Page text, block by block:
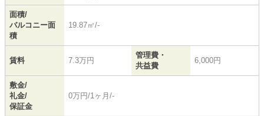
面積/
バルコニー面
積
19.87㎡/-
賃料 7.3万円
管理費・
共益費
6,000円
敷金/
礼金/
保証金
0万円/1ヶ月/-